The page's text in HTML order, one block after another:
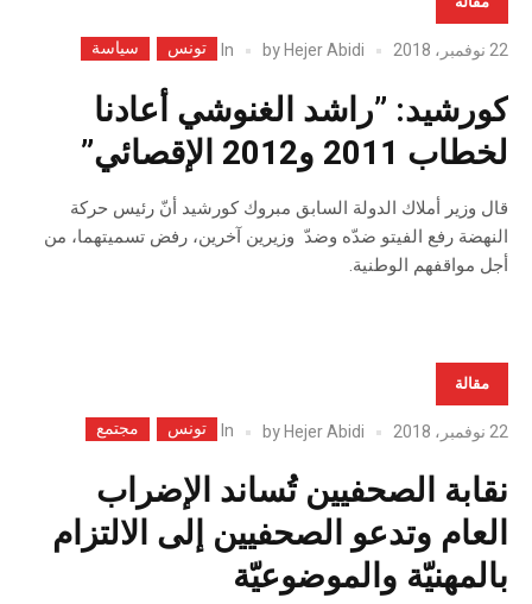
22 نوفمبر، 2018 byHejer Abidi
In تونس سياسة
كورشيد: ”راشد الغنوشي أعادنا
لخطاب 2011 و2012 الإقصائي”
قال وزير أملاك الدولة السابق مبروك كورشيد أنّ رئيس حركة
النهضة رفع الفيتو ضدّه وضدّ وزيرين آخرين، رفض تسميتهما، من
أجل مواقفهم الوطنية.
مقالة
22 نوفمبر، 2018 byHejer Abidi
In تونس مجتمع
نقابة الصحفيين تُساند الإضراب
العام وتدعو الصحفيين إلى الالتزام
بالمهنيّة والموضوعيّة